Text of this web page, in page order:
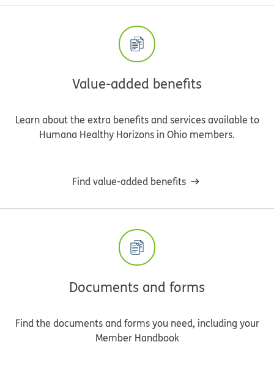
Value-added benefits
Learn about the extra benefits and services available to
Humana Healthy Horizons in Ohio members.
Find value-added benefits
Documents and forms
Find the documents and forms you need, including your
Member Handbook